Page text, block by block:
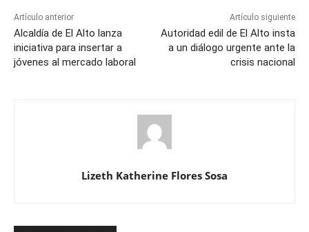
Artículo anterior
Alcaldía de El Alto lanza
iniciativa para insertar a
jóvenes al mercado laboral
Artículo siguiente
Autoridad edil de El Alto insta
a un diálogo urgente ante la
crisis nacional
Lizeth Katherine Flores Sosa